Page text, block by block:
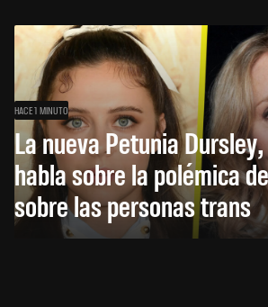
HACE 1 MINUTO
La nueva Petunia
habla sobre la polémica
sobre las personas trans